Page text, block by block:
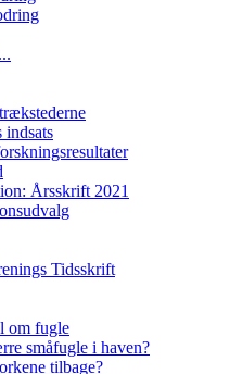
indsats
Årsskrift 2021
Tidsskrift
om fugle
småfugle i haven?
tilbage?